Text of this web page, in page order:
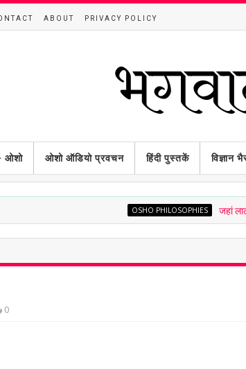
ABOUT PRIVACY POLICY
ओशो ओशो ऑडियो प्रवचन हिंदी पुस्तकें विज्ञान
OSHO PHILOSOPHIES जहां लालच है, वहां
0